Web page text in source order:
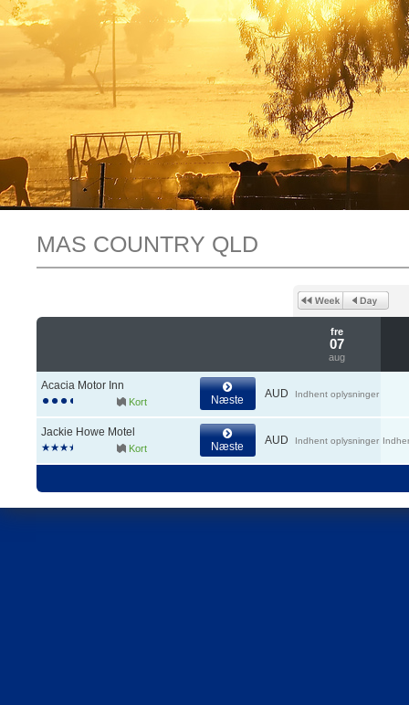
MAS COUNTRY QLD
fre
07
aug
Acacia Motor Inn
Kort Næste AUD Indhent oplysninger
Jackie Howe Motel
Kort Næste AUD Indhent oplysninger